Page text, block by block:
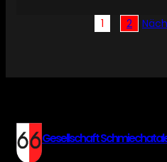
1 2
Gesellschaft